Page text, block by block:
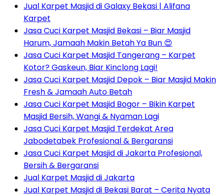
Jual Karpet Masjid di Galaxy Bekasi | Alifana
Karpet
Jasa Cuci Karpet Masjid Bekasi – Biar Masjid
Harum, Jamaah Makin Betah Ya Bun 😍
Jasa Cuci Karpet Masjid Tangerang – Karpet
Kotor? Gaskeun, Biar Kinclong Lagi!
Jasa Cuci Karpet Masjid Depok – Biar Masjid Makin
Fresh & Jamaah Auto Betah
Jasa Cuci Karpet Masjid Bogor – Bikin Karpet
Masjid Bersih, Wangi & Nyaman Lagi
Jasa Cuci Karpet Masjid Terdekat Area
Jabodetabek Profesional & Bergaransi
Jasa Cuci Karpet Masjid di Jakarta Profesional,
Bersih & Bergaransi
Jual Karpet Masjid di Jakarta
Jual Karpet Masjid di Bekasi Barat – Cerita Nyata